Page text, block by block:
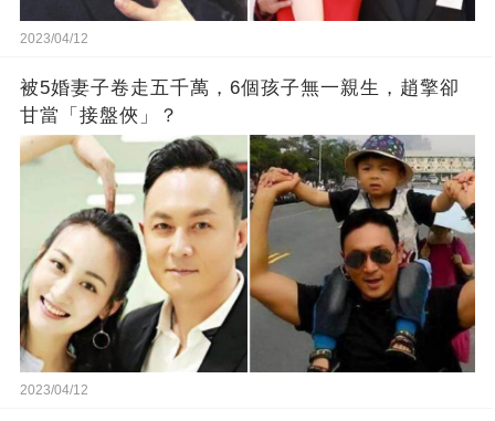
2023/04/12
被5婚妻子卷走五千萬，6個孩子無一親生，趙擎卻
甘當「接盤俠」？
2023/04/12